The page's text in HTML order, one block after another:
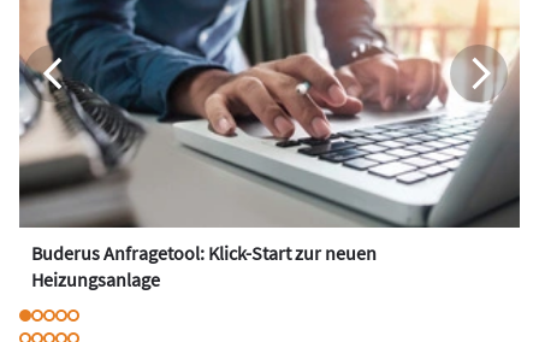
Buderus Anfragetool: Klick-Start zur neuen
Heizungsanlage